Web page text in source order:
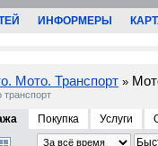
ИНФОРМЕРЫ
Мото. Транспорт »
транспорт
Покупка Услуги